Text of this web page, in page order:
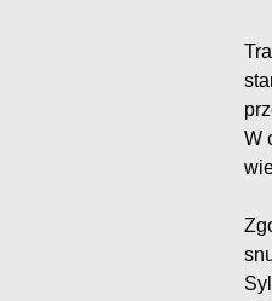
W